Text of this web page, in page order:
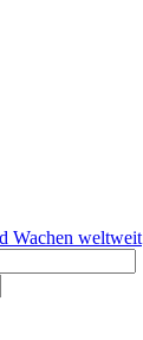
Wachen weltweit